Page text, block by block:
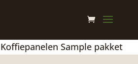
Koffiepanelen Sample pakket